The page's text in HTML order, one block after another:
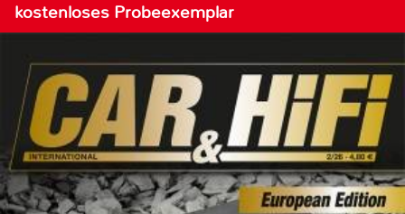
kostenloses Probeexemplar